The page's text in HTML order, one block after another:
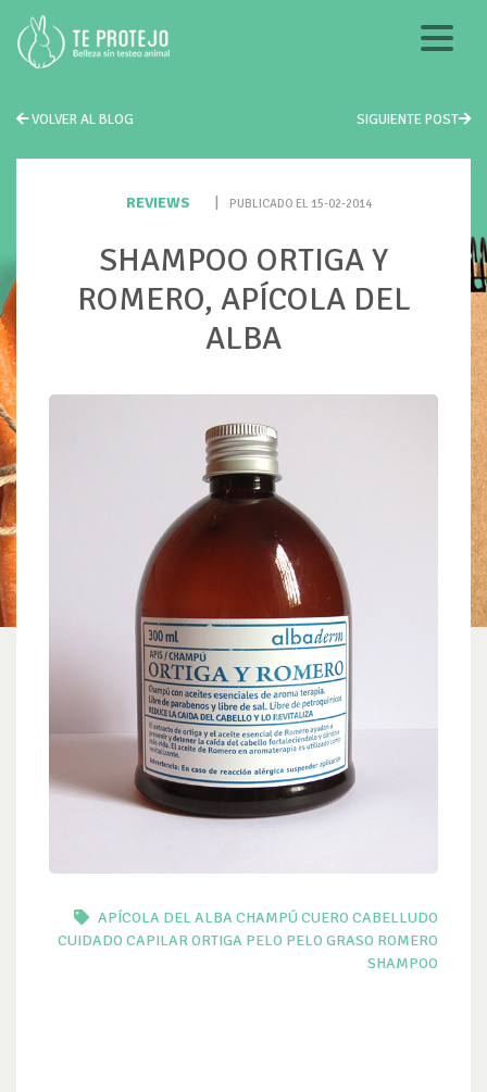
VOLVER AL BLOG SIGUIENTE POST
REVIEWS PUBLICADO EL 15-02-2014
SHAMPOO ORTIGA Y
ROMERO, APÍCOLA DEL
ALBA
APÍCOLA DEL ALBA CHAMPÚ CUERO CABELLUDO
CUIDADO CAPILARORTIGA PELO PELO GRASO ROMERO
SHAMPOO